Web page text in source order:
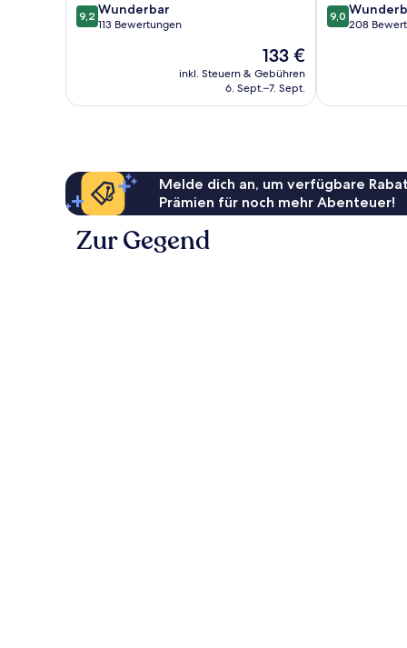
9.2
von
9,2 Wunderbar
113 Bewertungen
Der
Preis
beträgt
133 €
inkl. Steuern & Gebühren
6. Sept.–7. Sept.
9.0
von
9,0
208
Melde dich an, um verfügbare
Prämien für noch mehr Abenteuer!
Zur Gegend